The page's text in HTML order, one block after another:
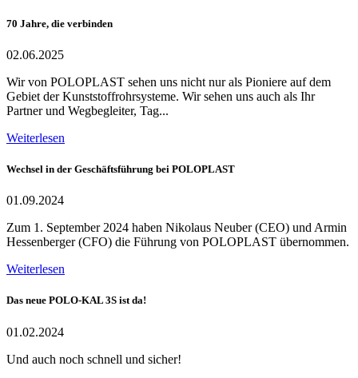
70 Jahre, die verbinden
02.06.2025
Wir von POLOPLAST sehen uns nicht nur als Pioniere auf dem
Gebiet der Kunststoffrohrsysteme. Wir sehen uns auch als Ihr
Partner und Wegbegleiter, Tag...
Weiterlesen
Wechsel in der Geschäftsführung bei POLOPLAST
01.09.2024
Zum 1. September 2024 haben Nikolaus Neuber (CEO) und Armin
Hessenberger (CFO) die Führung von POLOPLAST übernommen.
Weiterlesen
Das neue POLO-KAL 3S ist da!
01.02.2024
Und auch noch schnell und sicher!